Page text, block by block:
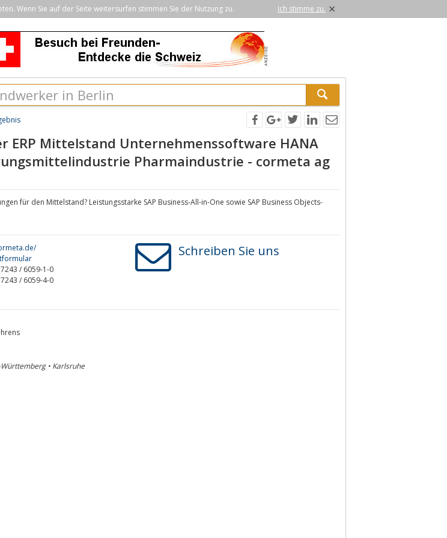
Wenn Sie auf der Seite weitersurfen stimmen Sie der Nutzung zu. Ich stimme zu. ×
ERP Mittelstand Unternehmenssoftware HANA
Pharmaindustrie - cormeta ag
für den Mittelstand? Leistungsstarke SAP Business-All-in-One sowie SAP Business Objects-
/ 6059-1-0
/ 6059-4-0
Schreiben Sie uns
• Karlsruhe